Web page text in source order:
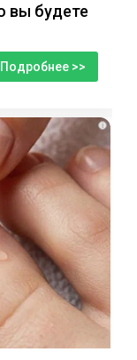
вы будете
Подробнее >>
i